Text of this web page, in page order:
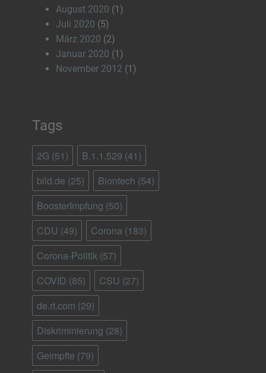
August 2020 (1)
Juli 2020 (5)
März 2020 (2)
Januar 2020 (1)
November 2012 (1)
Tags
2G (51) B.1.1.529 (41)
bild.de (25) Biontech (54)
BoosterImpfung (50)
CDU (49) Corona (183)
Corona-Politik (57)
COVID (85) CSU (27)
de.rt.com (29)
Diskriminierung (28)
Geimpfte (79)